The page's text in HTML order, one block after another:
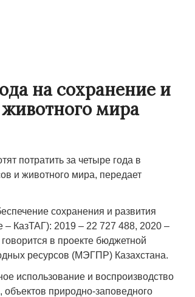
на сохранение и
мира
потратить за четыре года в
и животного мира, передает
сохранения и развития
– КазТАГ): 2019 – 22 727 488, 2020 –
в проекте бюджетной
ресурсов (МЭГПР) Казахстана.
использование и воспроизводство
природно-заповедного
Странная забастовка в Жанаозене.
Дарига не ждёт конфискации.
Авиакомпании сравнили с
мошенниками
30.10.2024 14:00 28888